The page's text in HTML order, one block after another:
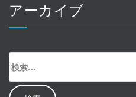
アーカイブ
検
索: